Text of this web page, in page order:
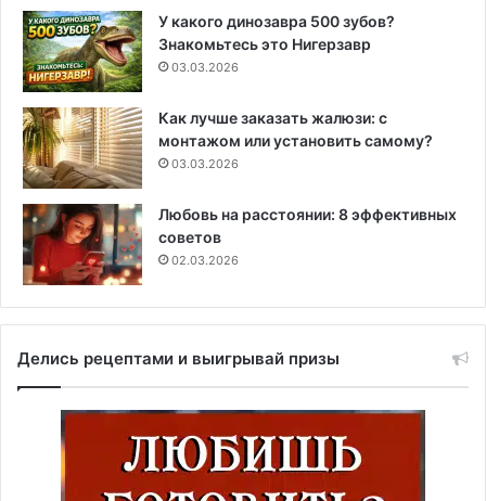
У какого динозавра 500 зубов?
Знакомьтесь это Нигерзавр
03.03.2026
Как лучше заказать жалюзи: с
монтажом или установить самому?
03.03.2026
Любовь на расстоянии: 8 эффективных
советов
02.03.2026
Делись рецептами и выигрывай призы